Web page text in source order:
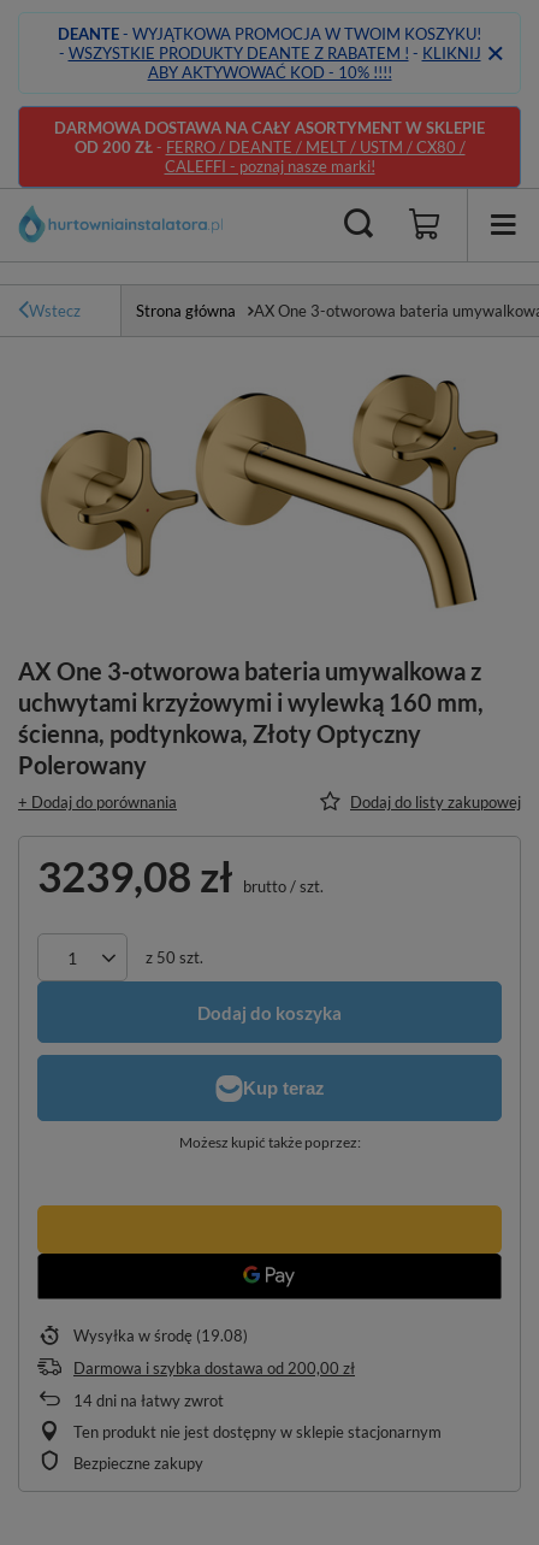
DEANTE- WYJĄTKOWA PROMOCJA W TWOIM KOSZYKU!
- WSZYSTKIE PRODUKTY DEANTE Z RABATEM ! - KLIKNIJ
ABY AKTYWOWAĆ KOD - 10% !!!!
DARMOWA DOSTAWA NA CAŁY ASORTYMENT W SKLEPIE
OD 200 ZŁ- FERRO / DEANTE / MELT / USTM / CX80 /
CALEFFI - poznaj nasze marki!
Wstecz Strona główna AX One 3-otworowa bateria
AX One 3-otworowa bateria umywalkowa z
uchwytami krzyżowymi i wylewką 160 mm,
ścienna, podtynkowa, Złoty Optyczny
Polerowany
+ Dodaj do porównania Dodaj do listy zakupowej
3239,08 zł brutto/szt.
z 50 szt.
Dodaj do koszyka
Możesz kupić także poprzez:
Wysyłka w środę (19.08)
Darmowa i szybka dostawa od200,00 zł
14dni na łatwy zwrot
Ten produkt nie jest dostępny w sklepie stacjonarnym
Bezpieczne zakupy